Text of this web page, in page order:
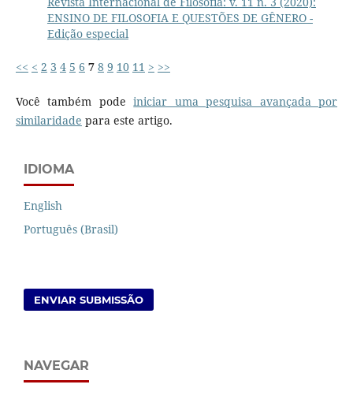
ENSINO DE FILOSOFIA E QUESTÕES DE GÊNERO -
Edição especial
<< < 2 3 4 5 6 7 8 9 10 11 > >>
Você também podeiniciar uma pesquisa avançada por
similaridade para este artigo.
IDIOMA
English
Português (Brasil)
ENVIAR SUBMISSÃO
NAVEGAR